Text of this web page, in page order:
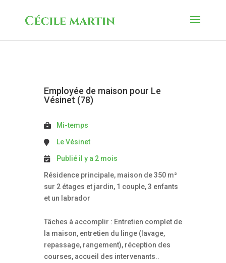
Employée de maison pour Le
Vésinet (78)
Mi-temps
Le Vésinet
Publié il y a 2 mois
Résidence principale, maison de 350 m²
sur 2 étages et jardin, 1 couple, 3 enfants
et un labrador
Tâches à accomplir : Entretien complet de
la maison, entretien du linge (lavage,
repassage, rangement), réception des
courses, accueil des intervenants..